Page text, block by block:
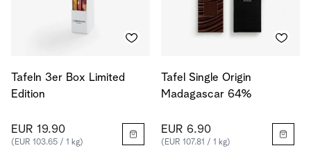
Tafeln 3er Box Limited
Edition
EUR 19.90
(EUR 103.65 / 1 kg)
Tafel Single Origin
Madagascar 64%
EUR 6.90
(EUR 107.81 / 1 kg)